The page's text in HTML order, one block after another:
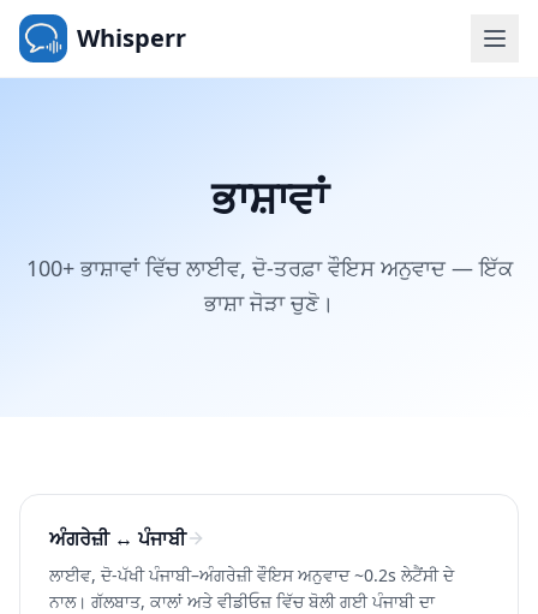
Whisperr
ਭਾਸ਼ਾਵਾਂ
100+ ਭਾਸ਼ਾਵਾਂ ਵਿੱਚ ਲਾਈਵ, ਦੋ-ਤਰਫ਼ਾ ਵੌਇਸ ਅਨੁਵਾਦ — ਇੱਕ
ਭਾਸ਼ਾ ਜੋੜਾ ਚੁਣੋ।
ਅੰਗਰੇਜ਼ੀ ↔ ਪੰਜਾਬੀ
ਲਾਈਵ, ਦੋ-ਪੱਖੀ ਪੰਜਾਬੀ–ਅੰਗਰੇਜ਼ੀ ਵੌਇਸ ਅਨੁਵਾਦ ~0.2s ਲੇਟੈਂਸੀ ਦੇ
ਨਾਲ। ਗੱਲਬਾਤ, ਕਾਲਾਂ ਅਤੇ ਵੀਡੀਓਜ਼ ਵਿੱਚ ਬੋਲੀ ਗਈ ਪੰਜਾਬੀ ਦਾ